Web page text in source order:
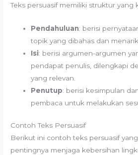
Teks persuasif memiliki struktur yang
Pendahuluan: berisi
topik yang dibahas dan
Isi: berisi argumen-argumen
pendapat penulis, dilengkapi
yang relevan.
Penutup: berisi kesimpulan
pembaca untuk melakukan
Contoh Teks Persuasif
Berikut ini contoh teks persuasif
pentingnya menjaga kebersihan